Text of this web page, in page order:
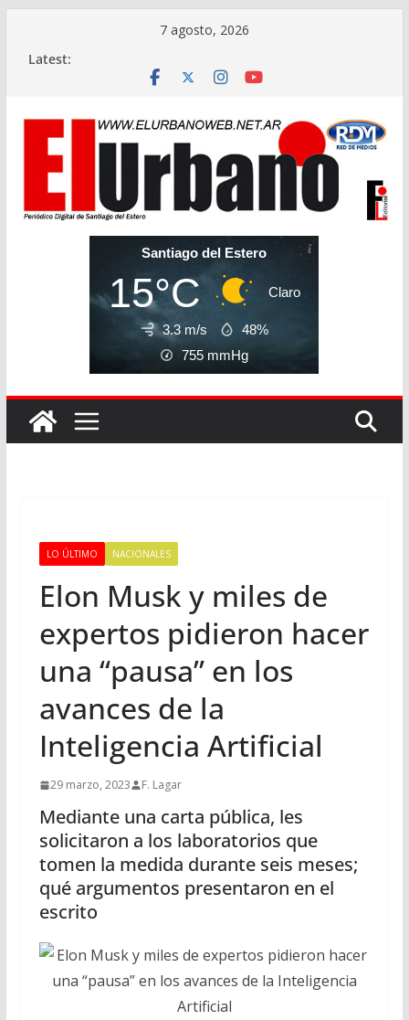
7 agosto, 2026
Latest:
Santiago del Estero
15°C Claro
3.3 m/s
48%
755 mmHg
LO ÚLTIMO NACIONALES
Elon Musk y miles de
expertos pidieron hacer
una “pausa” en los
avances de la
Inteligencia Artificial
29 marzo, 2023 F. Lagar
Mediante una carta pública, les
solicitaron a los laboratorios que
tomen la medida durante seis meses;
qué argumentos presentaron en el
escrito